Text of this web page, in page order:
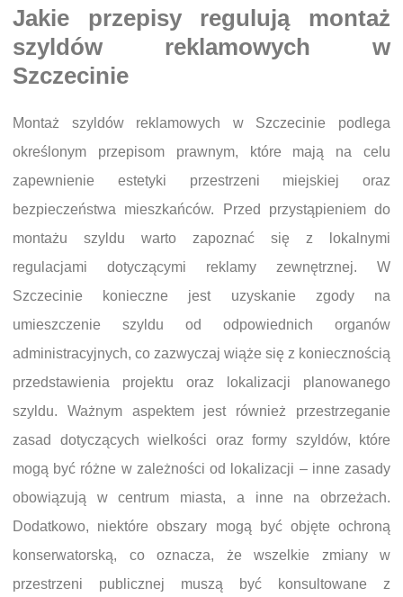
Jakie przepisy regulują montaż
szyldów reklamowych w
Szczecinie
Montaż szyldów reklamowych w Szczecinie podlega
określonym przepisom prawnym, które mają na celu
zapewnienie estetyki przestrzeni miejskiej oraz
bezpieczeństwa mieszkańców. Przed przystąpieniem do
montażu szyldu warto zapoznać się z lokalnymi
regulacjami dotyczącymi reklamy zewnętrznej. W
Szczecinie konieczne jest uzyskanie zgody na
umieszczenie szyldu od odpowiednich organów
administracyjnych, co zazwyczaj wiąże się z koniecznością
przedstawienia projektu oraz lokalizacji planowanego
szyldu. Ważnym aspektem jest również przestrzeganie
zasad dotyczących wielkości oraz formy szyldów, które
mogą być różne w zależności od lokalizacji – inne zasady
obowiązują w centrum miasta, a inne na obrzeżach.
Dodatkowo, niektóre obszary mogą być objęte ochroną
konserwatorską, co oznacza, że wszelkie zmiany w
przestrzeni publicznej muszą być konsultowane z